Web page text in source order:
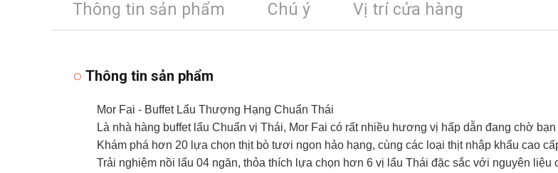
Thông tin sản phẩm Chú ý Vị trí cửa hàng
Thông tin sản phẩm
Mor Fai - Buffet Lẩu Thượng Hạng Chuẩn Thái
Là nhà hàng buffet lẩu Chuẩn vị Thái, Mor Fai có rất nhiều hương vị hấp dẫn đang chờ
Khám phá hơn 20 lựa chọn thịt bò tươi ngon hảo hạng, cùng các loại thịt nhập khẩu cao
Trải nghiệm nồi lẩu 04 ngăn, thỏa thích lựa chọn hơn 6 vị lẩu Thái đặc sắc với nguyên